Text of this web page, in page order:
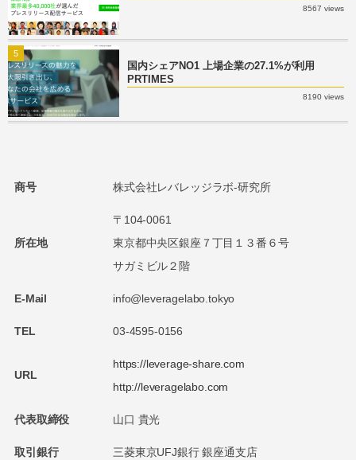
8567 views
国内シェアNO1 上場企業の27.1%が利用
PRTIMES
8190 views
5
商号 株式会社レバレッジラボ-研究所
所在地
〒104-0061
東京都中央区銀座７丁目１３番６号
サガミビル２階
E-Mail info@leveragelabo.tokyo
TEL 03-4595-0156
URL
https://leverage-share.com
http://leveragelabo.com
代表取締役 山口 貴光
取引銀行 三菱東京UFJ銀行 銀座通支店